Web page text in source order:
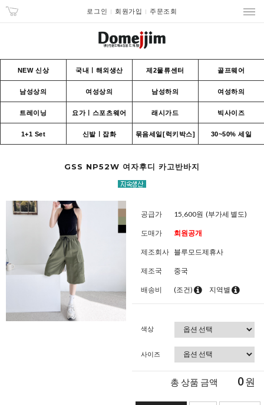
로그인 회원가입 주문조회
NEW 신상 국내ㅣ해외생산 제2물류센터 골프웨어
남성상의 여성상의 남성하의 여성하의
트레이닝 요가ㅣ스포츠웨어 래시가드 빅사이즈
1+1 Set 신발ㅣ잡화 묶음세일[럭키박스] 30~50% 세일
GSS NP52W 여자후디 카고반바지
공급가 15,600원 (부가세 별도)
도매가 회원공개
제조회사 블루모드제휴사
제조국 중국
배송비 (조건) 지역별
색상
사이즈
총 상품 금액 0원